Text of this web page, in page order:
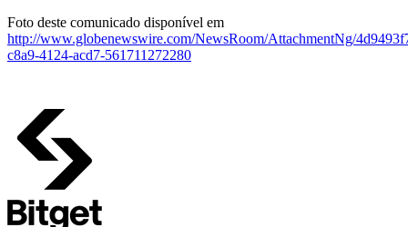
Foto deste comunicado disponível em
http://www.globenewswire.com/NewsRoom/AttachmentNg/
c8a9-4124-acd7-561711272280